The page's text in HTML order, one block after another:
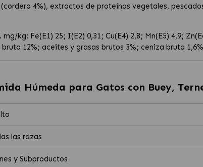
4%), extractos de proteínas vegetales,
kg: Fe(E1) 25; I(E2) 0,31; Cu(E4) 2,8; Mn(E5) 4,9;
12%; aceites y grasas brutos 3%; ceniza bruta
Húmeda para Gatos con Buey,
las razas
y Subproductos